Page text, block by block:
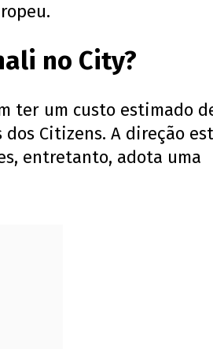
no City?
ter um custo estimado
dos Citizens. A direção
entretanto, adota uma